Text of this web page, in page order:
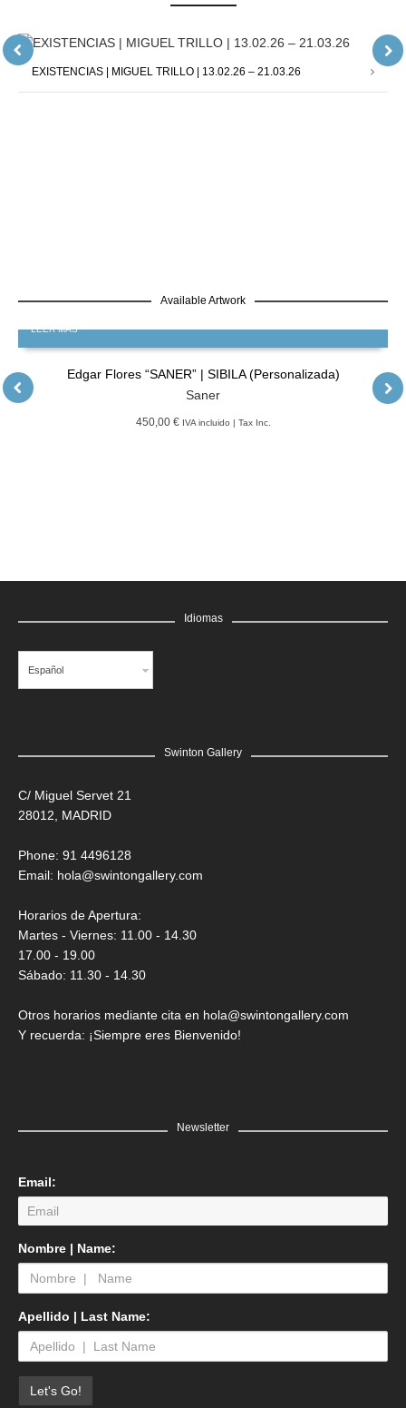
EXISTENCIAS | MIGUEL TRILLO | 13.02.26 – 21.03.26
Available Artwork
LEER MÁS
Edgar Flores “SANER” | SIBILA (Personalizada)
Saner
450,00 € IVA incluido | Tax Inc.
GRATIS
LEER MÁS
Edgar Flores “SANER” | El rostro de todas las vidas
Idiomas
Español
Swinton Gallery
C/ Miguel Servet 21
28012, MADRID
Phone: 91 4496128
Email: hola@swintongallery.com
Horarios de Apertura:
Martes - Viernes: 11.00 - 14.30
17.00 - 19.00
Sábado: 11.30 - 14.30
Otros horarios mediante cita en hola@swintongallery.com
Y recuerda: ¡Siempre eres Bienvenido!
Newsletter
Email:
Nombre | Name:
Apellido | Last Name: